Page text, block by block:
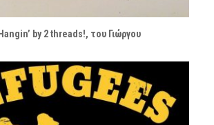
by 2 threads!, του Γιώργου